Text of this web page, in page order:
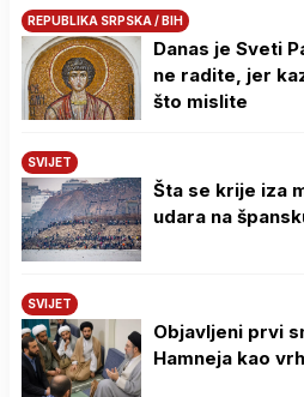
REPUBLIKA SRPSKA / BIH
Danas je Sveti
ne radite, jer
što mislite
SVIJET
Šta se krije iza
udara na
SVIJET
Objavljeni prvi
Hamneja kao